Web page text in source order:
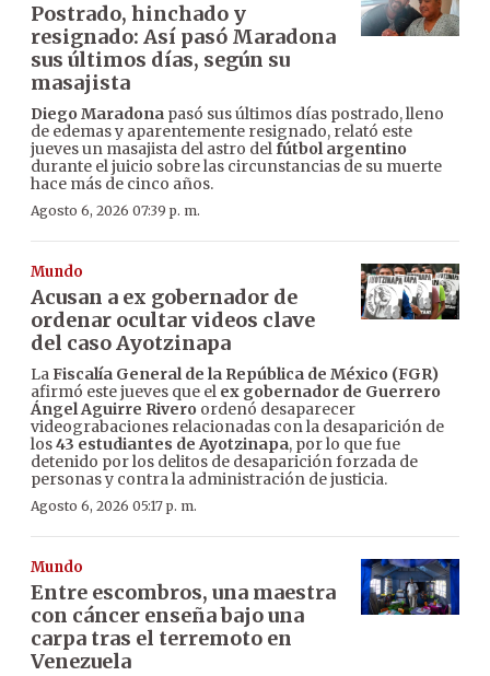
Postrado, hinchado y
resignado: Así pasó Maradona
sus últimos días, según su
masajista
Diego Maradona pasó sus últimos días postrado, lleno
de edemas y aparentemente resignado, relató este
jueves un masajista del astro delfútbol argentino
durante el juicio sobre las circunstancias de su muerte
hace más de cinco años.
Agosto 6, 2026 07:39 p. m.
Mundo
Acusan a ex gobernador de
ordenar ocultar videos clave
del caso Ayotzinapa
LaFiscalía General de la República de México (FGR)
afirmó este jueves que el ex gobernador de Guerrero
Ángel Aguirre Rivero ordenó desaparecer
videograbaciones relacionadas con la desaparición de
los43 estudiantes de Ayotzinapa, por lo que fue
detenido por los delitos de desaparición forzada de
personas y contra la administración de justicia.
Agosto 6, 2026 05:17 p. m.
Mundo
Entre escombros, una maestra
con cáncer enseña bajo una
carpa tras el terremoto en
Venezuela